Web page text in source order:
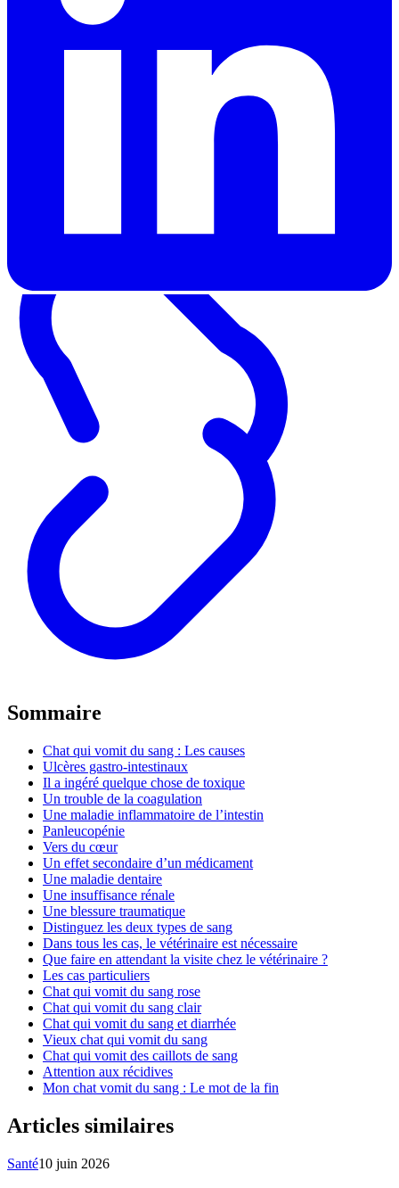
Sommaire
Chat qui vomit du sang : Les causes
Ulcères gastro-intestinaux
Il a ingéré quelque chose de toxique
Un trouble de la coagulation
Une maladie inflammatoire de l’intestin
Panleucopénie
Vers du cœur
Un effet secondaire d’un médicament
Une maladie dentaire
Une insuffisance rénale
Une blessure traumatique
Distinguez les deux types de sang
Dans tous les cas, le vétérinaire est nécessaire
Que faire en attendant la visite chez le vétérinaire ?
Les cas particuliers
Chat qui vomit du sang rose
Chat qui vomit du sang clair
Chat qui vomit du sang et diarrhée
Vieux chat qui vomit du sang
Chat qui vomit des caillots de sang
Attention aux récidives
Mon chat vomit du sang : Le mot de la fin
Articles similaires
Santé10 juin 2026